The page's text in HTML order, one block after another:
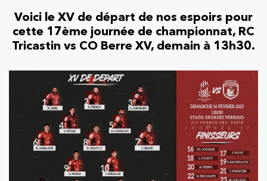
Voici le XV de départ de nos espoirs pour
cette 17ème journée de championnat, RC
Tricastin vs CO Berre XV, demain à 13h30.